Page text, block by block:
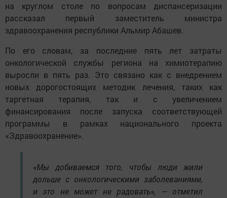
на круглом столе по вопросам диспансеризации
рассказал первый заместитель министра
здравоохранения республики Альмир Абашев.
По его словам, за последние пять лет затраты
онкологической службы региона на химиотерапию
выросли в пять раз. Это связано как с внедрением
новых дорогостоящих методик лечения, таких как
таргетная терапия, так и с увеличением
финансирования после запуска соответствующей
программы в рамках национального проекта
«Здравоохранение».
«Мы добиваемся того, чтобы люди жили
дольше с онкологическими заболеваниями,
и это не может не радовать», — отметил